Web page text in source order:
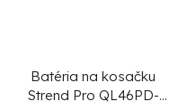
Batéria na kosačku
Strend Pro QL46PD-